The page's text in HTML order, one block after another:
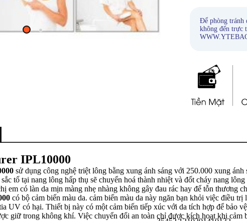
Để phòng tránh
không đến trực
IPL10000
sử dụng công nghệ triệt lông bằng xung ánh sáng với 250.000 xung
tố tại nang lông hấp thụ sẽ chuyển hoá thành nhiệt và đốt cháy nang
em có làn da mịn màng nhẹ nhàng không gây đau rác hay để tỗn thương
có bộ cảm biến màu da. cảm biến màu da này ngăn bạn khỏi việc điều
UV có hại. Thiết bị này có một cảm biến tiếp xúc với da tích hợp để bảo
giữ trong không khí. Việc chuyển đổi an toàn chỉ được kích hoạt khi cảm